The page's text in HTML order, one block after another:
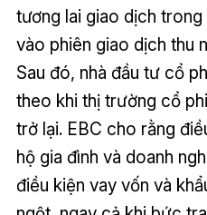
tương lai giao dịch trong
vào phiên giao dịch thu
Sau đó, nhà đầu tư cổ
theo khi thị trường cổ
trở lại. EBC cho rằng
hộ gia đình và doanh
điều kiện vay vốn và